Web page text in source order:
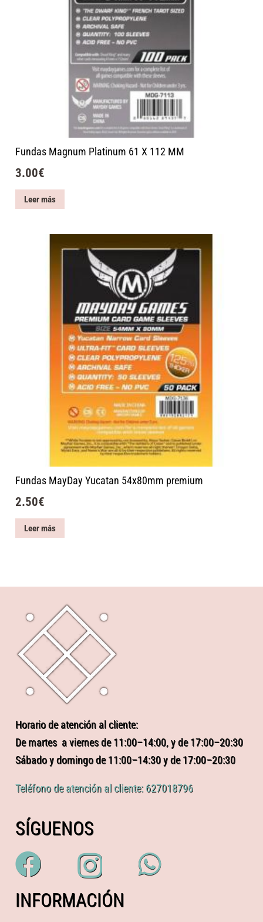
Fundas Magnum Platinum 61 X 112 MM
3.00€
Leer más
Fundas MayDay Yucatan 54x80mm premium
2.50€
Leer más
Horario de atención al cliente:
De martes a viernes de 11:00–14:00, y de 17:00–20:30
Sábado y domingo de 11:00–14:30 y de 17:00–20:30
Teléfono de atención al cliente: 627018796
SÍGUENOS
INFORMACIÓN